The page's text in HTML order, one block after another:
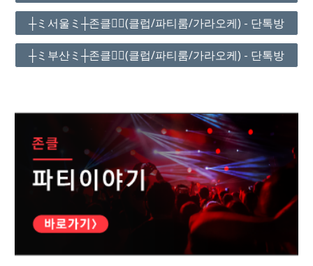
┼ミ서울ミ┼존클❤️‍🔥(클럽/파티룸/가라오케) - 단톡방
┼ミ부산ミ┼존클❤️‍🔥(클럽/파티룸/가라오케) - 단톡방